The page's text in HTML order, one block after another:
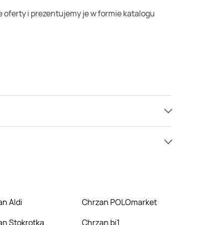
Aldi
Chrzan POLOmarket
Stokrotka Chrzan bi1